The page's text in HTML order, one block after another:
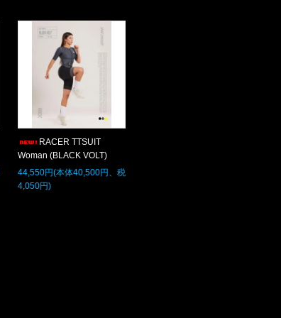
RACER TTSUIT
Woman (BLACK VOLT)
44,550円(本体40,500円、税
4,050円)